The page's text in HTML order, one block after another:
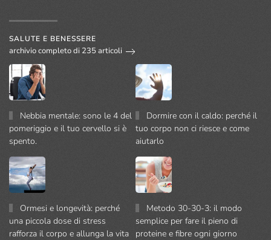
SALUTE E BENESSERE
archivio completo di 235 articoli
Nebbia mentale: sono le 4 del
pomeriggio e il tuo cervello si è
spento.
Dormire con il caldo: perché il
tuo corpo non ci riesce e come
aiutarlo
Ormesi e longevità: perché
una piccola dose di stress
rafforza il corpo e allunga la vita
Metodo 30-30-3: il modo
semplice per fare il pieno di
proteine e fibre ogni giorno